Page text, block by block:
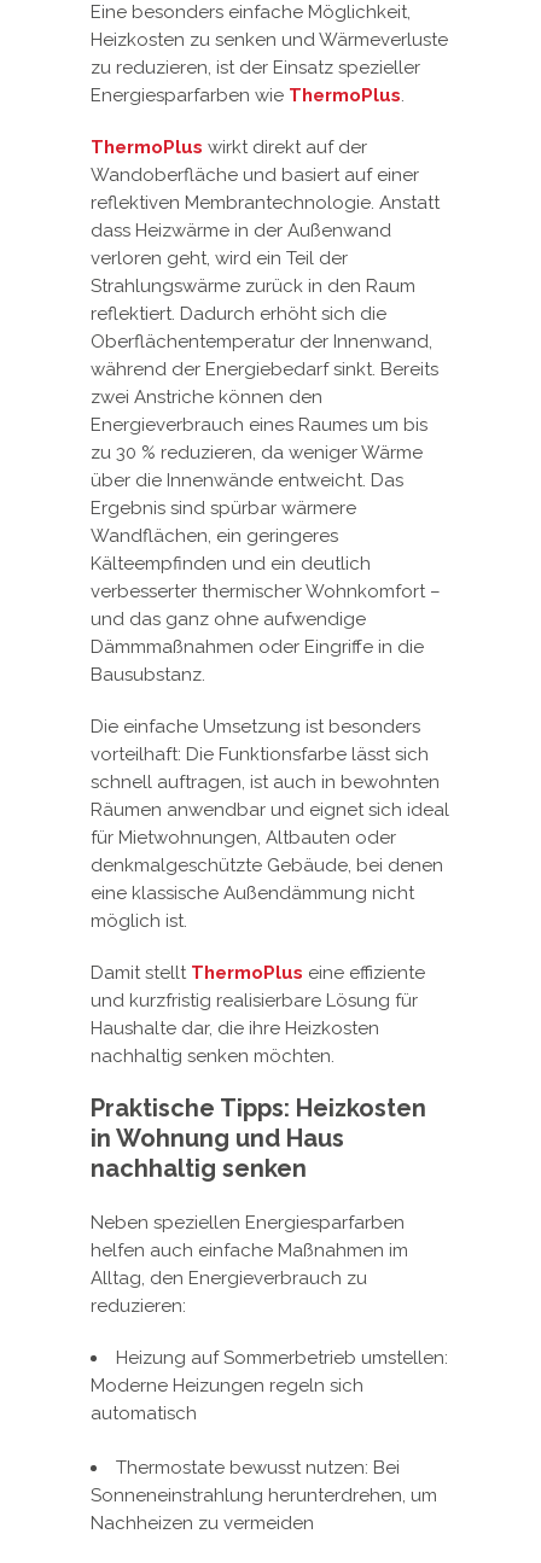
Eine besonders einfache Möglichkeit,
Heizkosten zu senken und Wärmeverluste
zu reduzieren, ist der Einsatz spezieller
Energiesparfarben wie ThermoPlus.
ThermoPlus wirkt direkt auf der
Wandoberfläche und basiert auf einer
reflektiven Membrantechnologie. Anstatt
dass Heizwärme in der Außenwand
verloren geht, wird ein Teil der
Strahlungswärme zurück in den Raum
reflektiert. Dadurch erhöht sich die
Oberflächentemperatur der Innenwand,
während der Energiebedarf sinkt. Bereits
zwei Anstriche können den
Energieverbrauch eines Raumes um bis
zu 30 % reduzieren, da weniger Wärme
über die Innenwände entweicht. Das
Ergebnis sind spürbar wärmere
Wandflächen, ein geringeres
Kälteempfinden und ein deutlich
verbesserter thermischer Wohnkomfort –
und das ganz ohne aufwendige
Dämmmaßnahmen oder Eingriffe in die
Bausubstanz.
Die einfache Umsetzung ist besonders
vorteilhaft: Die Funktionsfarbe lässt sich
schnell auftragen, ist auch in bewohnten
Räumen anwendbar und eignet sich ideal
für Mietwohnungen, Altbauten oder
denkmalgeschützte Gebäude, bei denen
eine klassische Außendämmung nicht
möglich ist.
Damit stellt ThermoPlus eine effiziente
und kurzfristig realisierbare Lösung für
Haushalte dar, die ihre Heizkosten
nachhaltig senken möchten.
Praktische Tipps: Heizkosten
in Wohnung und Haus
nachhaltig senken
Neben speziellen Energiesparfarben
helfen auch einfache Maßnahmen im
Alltag, den Energieverbrauch zu
reduzieren:
Heizung auf Sommerbetrieb umstellen:
Moderne Heizungen regeln sich
automatisch
Thermostate bewusst nutzen: Bei
Sonneneinstrahlung herunterdrehen, um
Nachheizen zu vermeiden